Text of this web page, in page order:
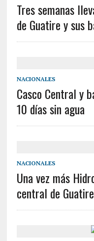
Tres semanas
de Guatire y sus
NACIONALES
Casco Central y
10 días sin agua
NACIONALES
Una vez más
central de